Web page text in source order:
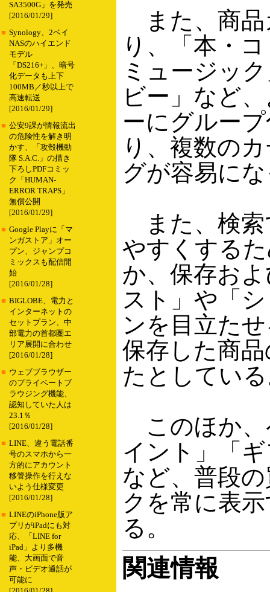
SA3500G」を発売
[2016/01/29]
■ Synology、2ベイ
NASのハイエンド
モデル
「DS216+」、暗号
化データも上下
100MB／秒以上で
高速転送
[2016/01/29]
■ 公安9課が情報流出
の危険性を解き明
かす、「攻殻機動
隊 S.A.C.」の描き
下ろしPDFコミッ
ク「HUMAN-
ERROR TRAPS」
無償公開
[2016/01/29]
■ Google Playに「マ
ンガストア」オー
プン、ジャンプコ
ミックスも配信開
始
[2016/01/28]
■ BIGLOBE、電力と
インターネットの
セットプラン、中
部電力の首都圏エ
リア展開に合わせ
[2016/01/28]
■ ウェブブラウザー
のプライベートブ
ラウジング機能、
認知していた人は
23.1％
[2016/01/28]
■ LINE、違う電話番
号のスマホから一
方的にアカウント
移管操作を行えな
いよう仕様変更
[2016/01/28]
■ LINEのiPhone版ア
プリがiPadにも対
応、「LINE for
iPad」より多機
能、大画面で音
声・ビデオ通話が
可能に
また、商品
り、「本・
ミュージッ
ビー」など
ーにグルー
り、複数の
グが容易に
また、検索
やすくする
か、保存お
スト」や「
ンを目立た
保存した商
たとしてい
このほか、
イント」「
など、普段
クを常に表
る。
関連情報